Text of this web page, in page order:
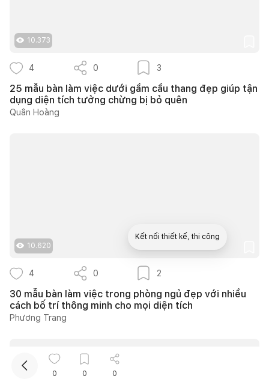
10.373
4 0 3
25 mẫu bàn làm việc dưới gầm cầu thang đẹp giúp tận
dụng diện tích tưởng chừng bị bỏ quên
Quân Hoàng
10.620
4 0 2
30 mẫu bàn làm việc trong phòng ngủ đẹp với nhiều
cách bố trí thông minh cho mọi diện tích
Phương Trang
0 0 0
Kết nối thiết kế, thi công
Mua sắm hoàn thiện nhà